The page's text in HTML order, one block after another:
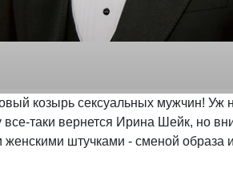
козырь сексуальных мужчин! Уж
все-таки вернется Ирина Шейк, но
штучками - сменой образа